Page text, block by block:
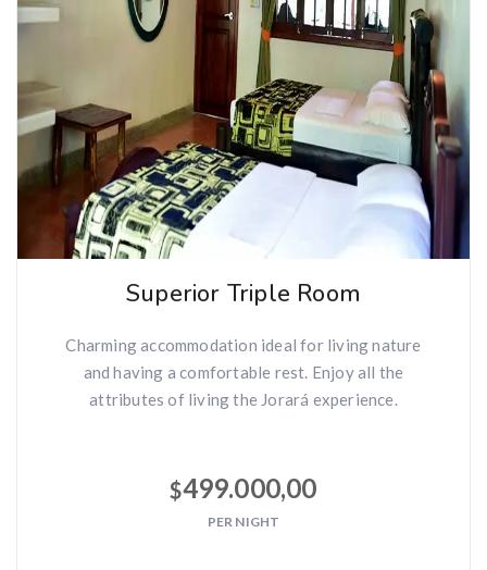
Superior Triple Room
Charming accommodation ideal for living nature
and having a comfortable rest. Enjoy all the
attributes of living the Jorará experience.
$499.000,00
PER NIGHT